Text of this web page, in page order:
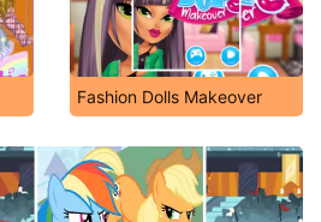
Fashion Dolls Makeover